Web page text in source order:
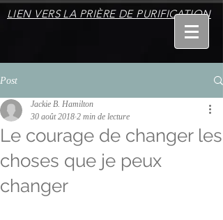
LIEN VERS LA PRIÈRE DE PURIFICATION
Post
Le courage de changer les
choses que je peux
changer
Jackie B. Hamilton
30 août 2018 2 min de lecture